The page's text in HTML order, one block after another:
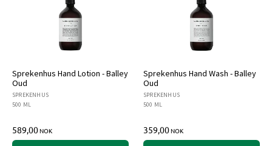
Sprekenhus Hand Lotion - Balley
Oud
SPREKENHUS
500 ML
589,00NOK
Sprekenhus Hand Wash - Balley
Oud
SPREKENHUS
500 ML
359,00NOK